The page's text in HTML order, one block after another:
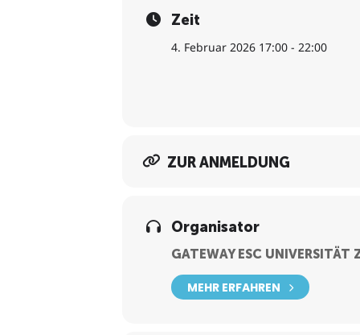
Zeit
4. Februar 2026 17:00 - 22:00
ZUR ANMELDUNG
Organisator
GATEWAY ESC UNIVERSITÄT
MEHR ERFAHREN